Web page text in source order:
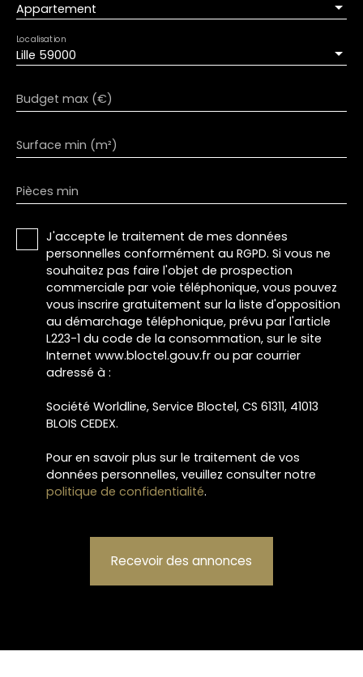
Appartement
Lille 59000
Localisation
Budget max (€)
Surface min (m²)
Pièces min
J'accepte le traitement de mes données
personnelles conformément au RGPD. Si vous ne
souhaitez pas faire l'objet de prospection
commerciale par voie téléphonique, vous pouvez
vous inscrire gratuitement sur la liste d'opposition
au démarchage téléphonique, prévu par l'article
L223-1 du code de la consommation, sur le site
Internet www.bloctel.gouv.fr ou par courrier
adressé à :
Société Worldline, Service Bloctel, CS 61311, 41013
BLOIS CEDEX.
Pour en savoir plus sur le traitement de vos
données personnelles, veuillez consulter notre
politique de confidentialité.
Recevoir des annonces